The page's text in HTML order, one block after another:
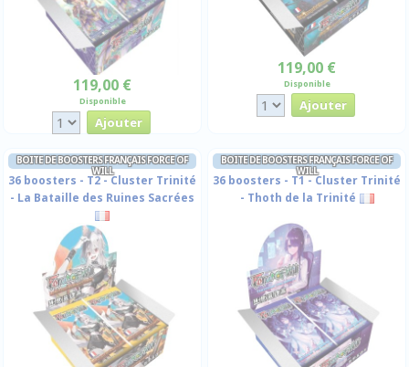
119,00 €
Disponible
119,00 €
Disponible
BOITE DE BOOSTERS FRANÇAIS FORCE OF
WILL
36 boosters - T2 - Cluster Trinité
- La Bataille des Ruines Sacrées
BOITE DE BOOSTERS FRANÇAIS FORCE OF
WILL
36 boosters - T1 - Cluster Trinité
- Thoth de la Trinité